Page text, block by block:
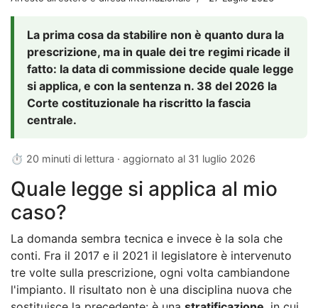
La prima cosa da stabilire non è quanto dura la
prescrizione, ma in quale dei tre regimi ricade il
fatto: la data di commissione decide quale legge
si applica, e con la sentenza n. 38 del 2026 la
Corte costituzionale ha riscritto la fascia
centrale.
⏱ 20 minuti di lettura · aggiornato al 31 luglio 2026
Quale legge si applica al mio
caso?
La domanda sembra tecnica e invece è la sola che
conti. Fra il 2017 e il 2021 il legislatore è intervenuto
tre volte sulla prescrizione, ogni volta cambiandone
l'impianto. Il risultato non è una disciplina nuova che